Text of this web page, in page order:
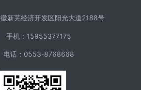
新芜经济开发区阳光大道2188号
手机 ： 15955377175
电话： 0553-8768668